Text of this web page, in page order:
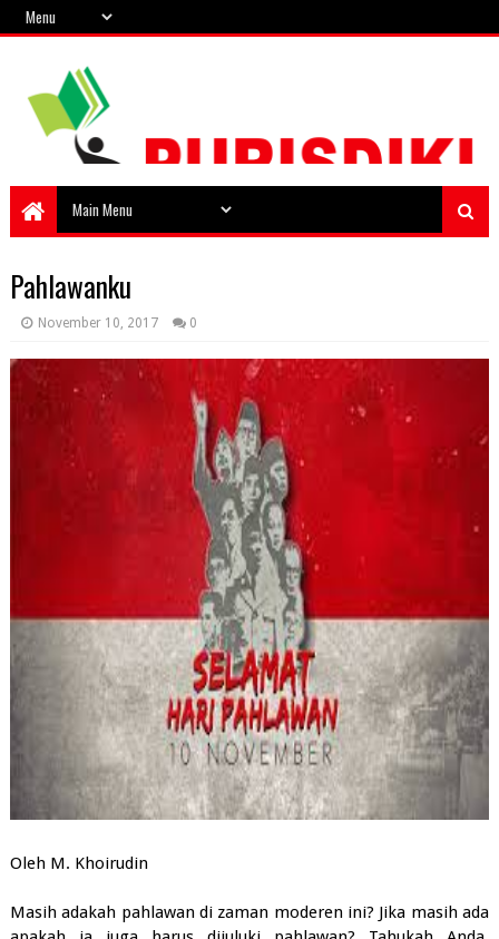
Pahlawanku
November 10, 2017 0
Oleh M. Khoirudin
Masih adakah pahlawan di zaman moderen ini? Jika masih ada